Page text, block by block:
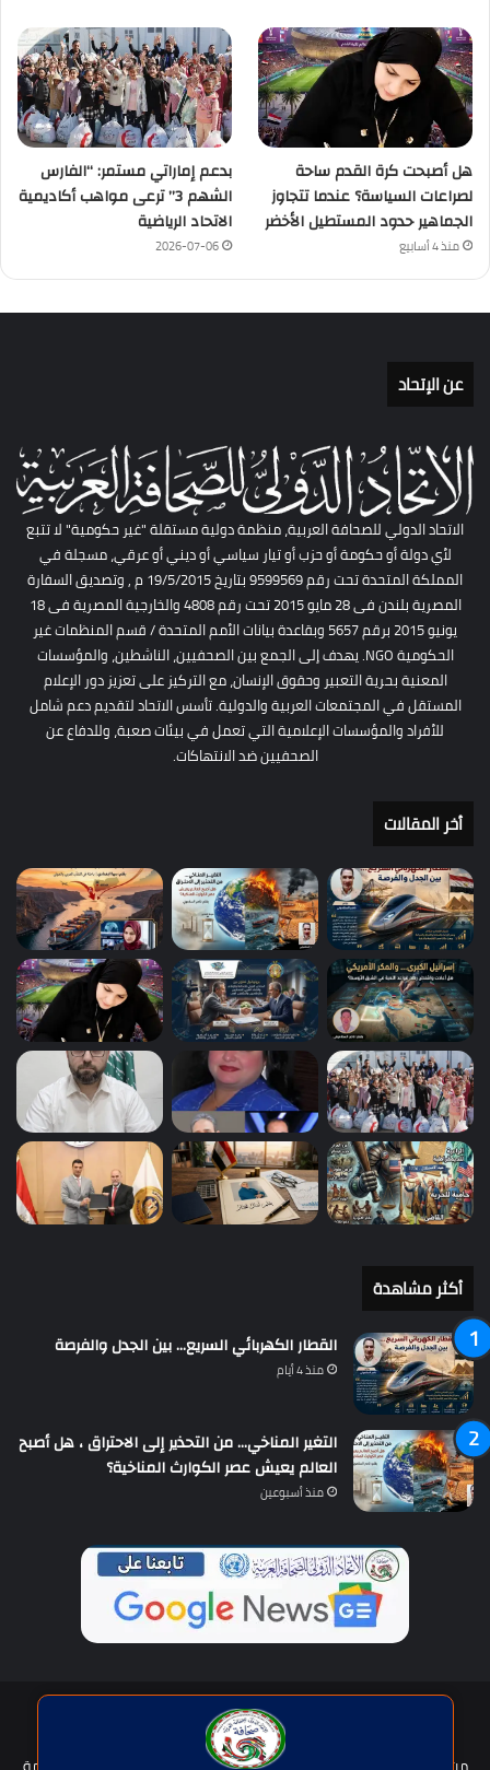
هل أصبحت كرة القدم ساحة
لصراعات السياسة؟ عندما تتجاوز
الجماهير حدود المستطيل الأخضر
منذ 4 أسابيع
بدعم إماراتي مستمر: “الفارس
الشهم 3” ترعى مواهب أكاديمية
الاتحاد الرياضية
2026-07-06
عن الإتحاد
الاتحاد الدولي للصحافة العربية، منظمة دولية مستقلة "غير حكومية" لا تتبع
لأي دولة أو حكومة أو حزب أو تيار سياسي أو ديني أو عرقي، مسجلة في
المملكة المتحدة تحت رقم 9599569 بتاريخ 19/5/2015 م , وتصديق السفارة
المصرية بلندن فى 28 مايو 2015 تحت رقم 4808 والخارجية المصرية فى 18
يونيو 2015 برقم 5657 وبقاعدة بيانات الأمم المتحدة / قسم المنظمات غير
الحكومية NGO. يهدف إلى الجمع بين الصحفيين، الناشطين، والمؤسسات
المعنية بحرية التعبير وحقوق الإنسان، مع التركيز على تعزيز دور الإعلام
المستقل في المجتمعات العربية والدولية. تأسس الاتحاد لتقديم دعم شامل
للأفراد والمؤسسات الإعلامية التي تعمل في بيئات صعبة، وللدفاع عن
الصحفيين ضد الانتهاكات.
أخر المقالات
أكثر مشاهدة
القطار الكهربائي السريع… بين الجدل والفرصة
منذ 4 أيام
التغير المناخي… من التحذير إلى الاحتراق ، هل أصبح
العالم يعيش عصر الكوارث المناخية؟
منذ أسبوعين
حقوق النشر © | جميع الحقوق محفوظة للاتحاد الدولى للصحافة العربية
2026